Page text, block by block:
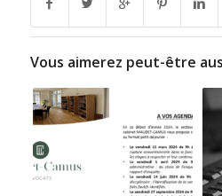
Vous aimerez peut-être